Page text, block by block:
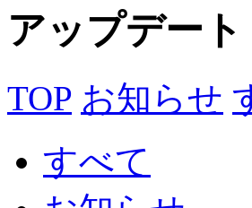
アップデート
TOP お知らせ
すべて